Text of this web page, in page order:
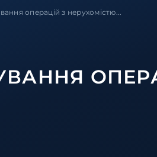
операцій з нерухомістю...